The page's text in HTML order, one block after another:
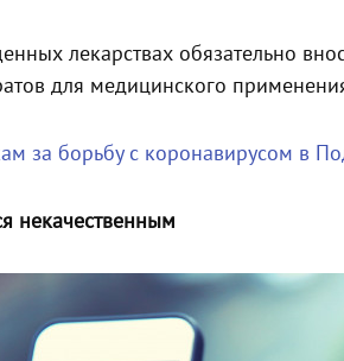
лекарствах обязательно
для медицинского
за борьбу с коронавирусом в
некачественным